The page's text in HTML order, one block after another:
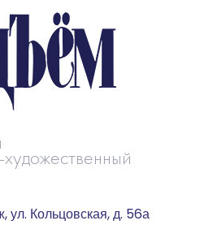
ул. Кольцовская, д. 56а